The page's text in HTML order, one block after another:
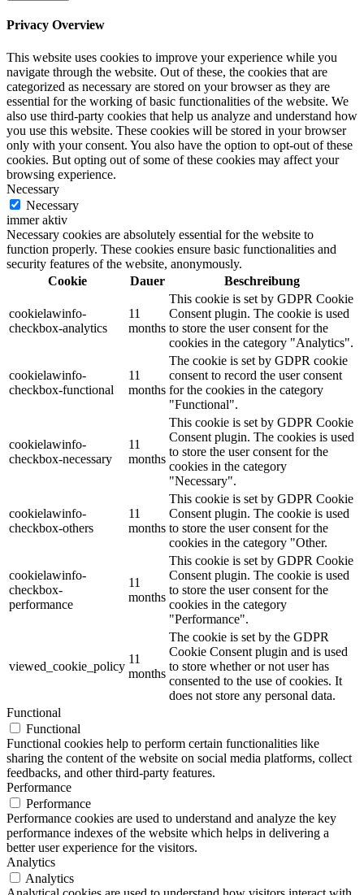
Privacy Overview
This website uses cookies to improve your experience while you
navigate through the website. Out of these, the cookies that are
categorized as necessary are stored on your browser as they are
essential for the working of basic functionalities of the website. We
also use third-party cookies that help us analyze and understand how
you use this website. These cookies will be stored in your browser
only with your consent. You also have the option to opt-out of these
cookies. But opting out of some of these cookies may affect your
browsing experience.
Necessary
Necessary
immer aktiv
Necessary cookies are absolutely essential for the website to
function properly. These cookies ensure basic functionalities and
security features of the website, anonymously.
Cookie
Dauer Beschreibung
cookielawinfo-
checkbox-analytics
11
months
This cookie is set by GDPR Cookie
Consent plugin. The cookie is used
to store the user consent for the
cookies in the category "Analytics".
cookielawinfo-
checkbox-functional
11
months
The cookie is set by GDPR cookie
consent to record the user consent
for the cookies in the category
"Functional".
cookielawinfo-
checkbox-necessary
11
months
This cookie is set by GDPR Cookie
Consent plugin. The cookies is used
to store the user consent for the
cookies in the category
"Necessary".
cookielawinfo-
checkbox-others
11
months
This cookie is set by GDPR Cookie
Consent plugin. The cookie is used
to store the user consent for the
cookies in the category "Other.
cookielawinfo-
checkbox-
performance
11
months
This cookie is set by GDPR Cookie
Consent plugin. The cookie is used
to store the user consent for the
cookies in the category
"Performance".
viewed_cookie_policy
11
months
The cookie is set by the GDPR
Cookie Consent plugin and is used
to store whether or not user has
consented to the use of cookies. It
does not store any personal data.
Functional
Functional
Functional cookies help to perform certain functionalities like
sharing the content of the website on social media platforms, collect
feedbacks, and other third-party features.
Performance
Performance
Performance cookies are used to understand and analyze the key
performance indexes of the website which helps in delivering a
better user experience for the visitors.
Analytics
Analytics